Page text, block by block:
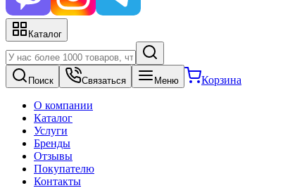
Каталог
Поиск Связаться Меню Корзина
О компании
Каталог
Услуги
Бренды
Отзывы
Покупателю
Контакты